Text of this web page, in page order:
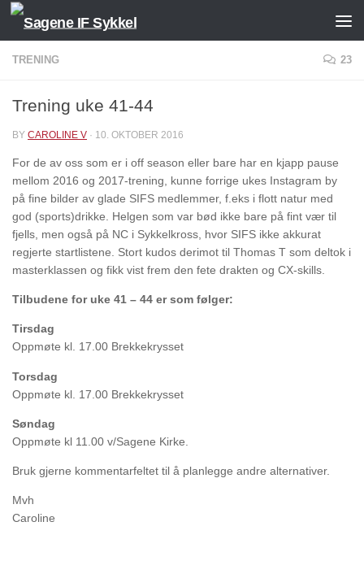
Skip to content
TRENING 23
Trening uke 41-44
BY CAROLINE V · 10. OKTOBER 2016
For de av oss som er i off season eller bare har en kjapp pause
mellom 2016 og 2017-trening, kunne forrige ukes Instagram by
på fine bilder av glade SIFS medlemmer, f.eks i flott natur med
god (sports)drikke. Helgen som var bød ikke bare på fint vær til
fjells, men også på NC i Sykkelkross, hvor SIFS ikke akkurat
regjerte startlistene. Stort kudos derimot til Thomas T som deltok i
masterklassen og fikk vist frem den fete drakten og CX-skills.
Tilbudene for uke 41 – 44 er som følger:
Tirsdag
Oppmøte kl. 17.00 Brekkekrysset
Torsdag
Oppmøte kl. 17.00 Brekkekrysset
Søndag
Oppmøte kl 11.00 v/Sagene Kirke.
Bruk gjerne kommentarfeltet til å planlegge andre alternativer.
Mvh
Caroline